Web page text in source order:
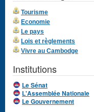
Tourisme
Economie
Le pays
Lois et règlements
Vivre au Cambodge
Institutions
Le Sénat
L'Assemblée Nationale
Le Gouvernement